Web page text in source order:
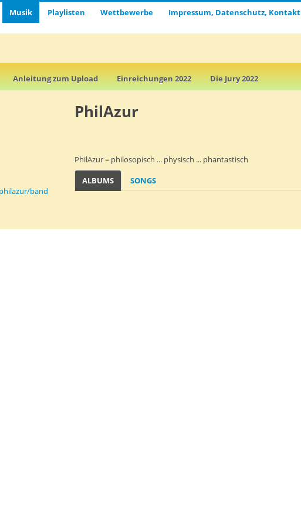
Musik Playlisten Wettbewerbe Impressum, Datenschutz, Kontakt
Anleitung zum Upload Einreichungen 2022 Die Jury 2022
PhilAzur
band
PhilAzur = philosopisch ... physisch ... phantastisch
ALBUMS
SONGS